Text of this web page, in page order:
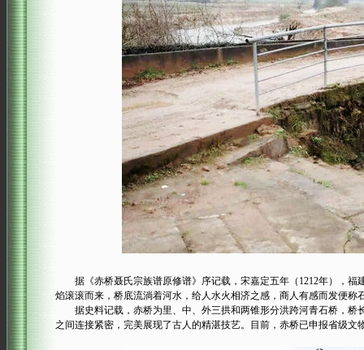
据《赤桥聂氏宗族谱原修谱》序记载，宋嘉定五年（1212年），福
焰滚滚而来，桥底流淌着河水，给人水火相济之感，商人有感而发便
据史料记载，赤桥为里、中、外三拱和两锥形分洪跨河青石桥，桥
之间连接紧密，完美展现了古人的精湛技艺。目前，赤桥已申报省级文